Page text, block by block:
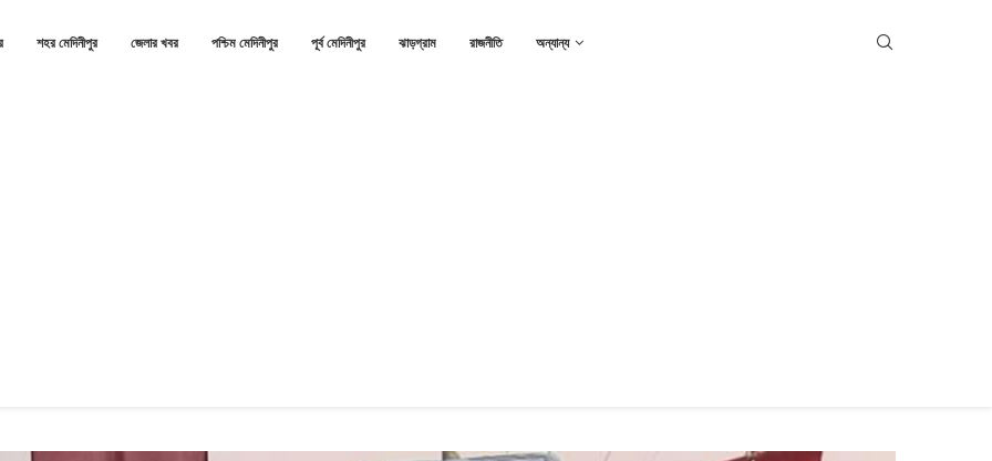
শহর মেদিনীপুর জেলার খবর পশ্চিম মেদিনীপুর পূর্ব মেদিনীপুর ঝাড়গ্রাম রাজনীতি অন্যান্য